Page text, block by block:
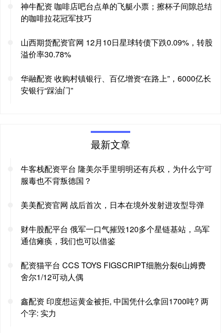
神牛配资 咖啡店吧台点单的飞艇小票；擦杯子间隙总结
的咖啡拉花冠军技巧
山西期货配资官网 12月10日星球转债下跌0.09%，转股
溢价率30.78%
华融配资 收购村镇银行、百亿增资“在路上”，6000亿长
安银行“踩油门”
最新文章
牛客栈配资平台 隆美尔手里明明还有兵权，为什么宁可
服毒也不背叛德国？
美美配资官网 战后首次，日本在境外发射进攻型导弹
财牛股配平台 俄军一口气摧毁120多个星链基站，乌军
通信瘫痪，我们也可以借鉴
配资猫平台 CCS TOYS FIGSCRIPT细胞分裂6山姆费
舍尔1/12可动人偶
鑫配资 印度想运黄金被拒, 中国凭什么拿回1700吨? 两
个字: 实力